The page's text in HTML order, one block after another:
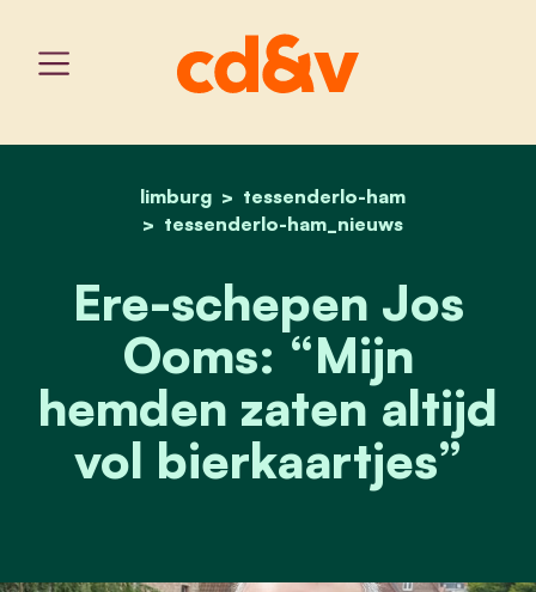
home
limburg
tessenderlo-ham
tessenderlo-ham_nieuws
ere-schepen jos ooms:
Ere-schepen Jos
Ooms: “Mijn
hemden zaten altijd
vol bierkaartjes”